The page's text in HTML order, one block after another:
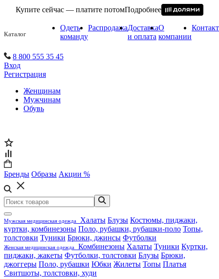
Купите сейчас — платите потомПодробнее
Каталог
Одеть
команду
РаспродажаДоставка
и оплата
О
компании
8 800 555 35 45
Вход
Регистрация
Женщинам
Мужчинам
Обувь
Бренды Образы Акции %
Мужская медицинская одежда Халаты Блузы Костюмы, пиджаки,
куртки, комбинезоны Поло, рубашки, рубашки-поло Топы,
толстовки Туники Брюки, джинсы Футболки
Женская медицинская одежда Комбинезоны Халаты Туники Куртки,
пиджаки, жакеты Футболки, толстовки Блузы Брюки,
джоггеры Поло, рубашки Юбки Жилеты Топы Платья
Свитшоты, толстовки, худи